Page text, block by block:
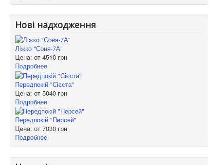
Нові надходження
Ліжко "Соня-7А"
Цена: от 4510 грн
Подробнее
Передпокій "Сієста"
Цена: от 5040 грн
Подробнее
Передпокій "Персей"
Цена: от 7030 грн
Подробнее